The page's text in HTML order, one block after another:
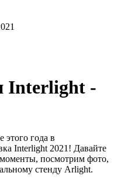
Interlight -
этого года в
Interlight 2021! Давайте
посмотрим фото,
стенду Arlight.